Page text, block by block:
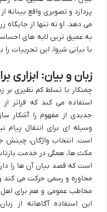
پردازد و تصویری واقع بینانه
می دهد. او نه تنها از
به عمیق ترین لایه های
با بیانی شیوا، این تجربیات
زبان و بیان: ابزاری
چمنکار با تسلط کم نظیری بر
استفاده می کند که فراتر
جدیدی از مفهوم را آشکار
وسیله ای برای انتقال
است. انتخاب واژگان، چینش
مکث ها، همگی در خدمت
است که قصد بیان آن ها را
محاوره و رسمی حرکت می کند
مخاطب عمومی و هم برای
این استفاده آگاهانه از